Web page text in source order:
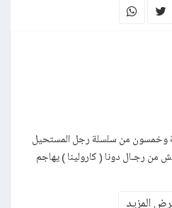
وخمسون من سلسلة رجل المستحيل
من رجـال دونا ( كارولينا ) يهاجم
المزيد